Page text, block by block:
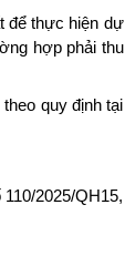
để thực hiện dự
hợp phải thu
quy định tại
2025/QH15,